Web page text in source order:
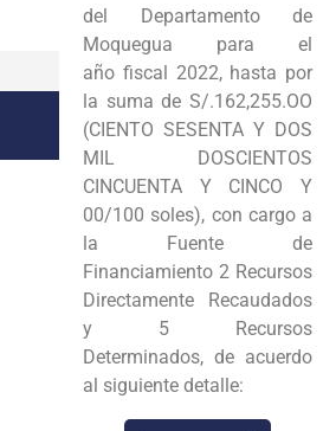
del Departamento de
Moquegua para el
año fiscal 2022, hasta por
la suma de S/.162,255.OO
(CIENTO SESENTA Y DOS
MIL DOSCIENTOS
CINCUENTA Y CINCO Y
00/100 soles), con cargo a
la Fuente de
Financiamiento 2 Recursos
Directamente Recaudados
y 5 Recursos
Determinados, de acuerdo
al siguiente detalle: